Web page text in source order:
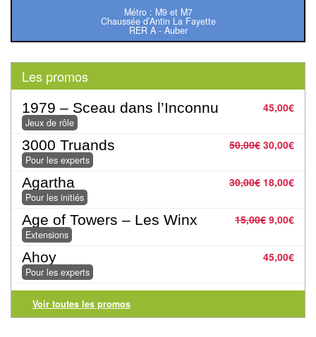
Pour
les
enfants
Pour
la
famille
Pour
les
initiés
Pour
les
experts
En
Métro : M9 et M7
Chaussée d’Antin La Fayette
RER A - Auber
Les promos
45,00€
1979 – Sceau dans l’Inconnu
Jeux de rôle
50,00€ 30,00€
3000 Truands
Pour les experts
30,00€ 18,00€
Agartha
Pour les initiés
15,00€ 9,00€
Age of Towers – Les Winx
Extensions
45,00€
Ahoy
Pour les experts
Voir toutes les promos